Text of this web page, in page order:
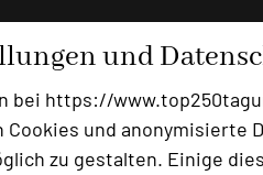
und
bei https://
und anonymisierte
zu gestalten. Einige
hauptsächlichen
könne für nachhaltige
Vertrieb bei einem
inszeniert und
Be-wirkung“.